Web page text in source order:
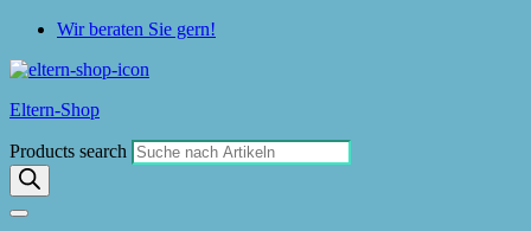
Wir beraten Sie gern!
Eltern-Shop
Products search